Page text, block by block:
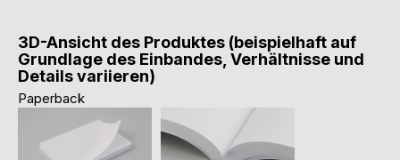
3D-Ansicht des Produktes (beispielhaft auf
Grundlage des Einbandes, Verhältnisse und
Details variieren)
Paperback